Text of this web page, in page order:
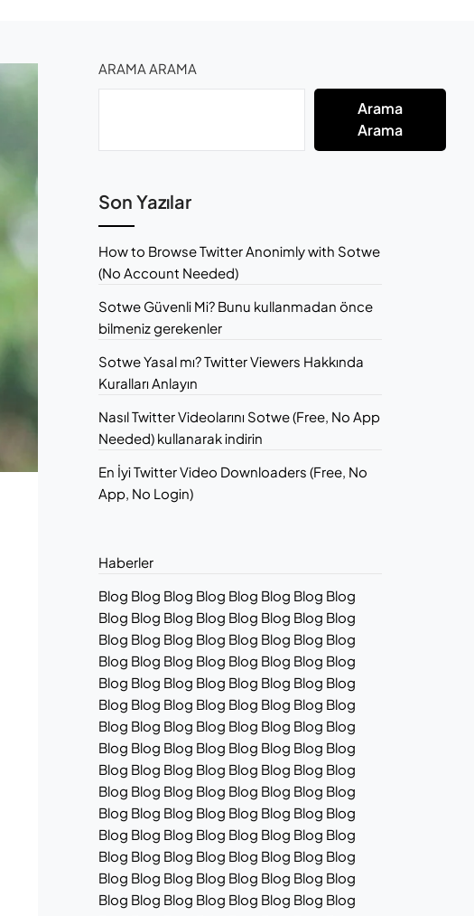
ARAMA ARAMA
Arama
Arama
Son Yazılar
How to Browse Twitter Anonimly with Sotwe
(No Account Needed)
Sotwe Güvenli Mi? Bunu kullanmadan önce
bilmeniz gerekenler
Sotwe Yasal mı? Twitter Viewers Hakkında
Kuralları Anlayın
Nasıl Twitter Videolarını Sotwe (Free, No App
Needed) kullanarak indirin
En İyi Twitter Video Downloaders (Free, No
App, No Login)
Haberler
Blog Blog Blog Blog Blog Blog Blog Blog
Blog Blog Blog Blog Blog Blog Blog Blog
Blog Blog Blog Blog Blog Blog Blog Blog
Blog Blog Blog Blog Blog Blog Blog Blog
Blog Blog Blog Blog Blog Blog Blog Blog
Blog Blog Blog Blog Blog Blog Blog Blog
Blog Blog Blog Blog Blog Blog Blog Blog
Blog Blog Blog Blog Blog Blog Blog Blog
Blog Blog Blog Blog Blog Blog Blog Blog
Blog Blog Blog Blog Blog Blog Blog Blog
Blog Blog Blog Blog Blog Blog Blog Blog
Blog Blog Blog Blog Blog Blog Blog Blog
Blog Blog Blog Blog Blog Blog Blog Blog
Blog Blog Blog Blog Blog Blog Blog Blog
Blog Blog Blog Blog Blog Blog Blog Blog